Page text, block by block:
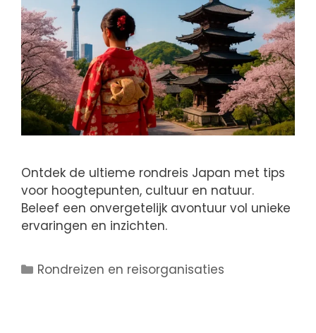
Ontdek de ultieme rondreis Japan met tips
voor hoogtepunten, cultuur en natuur.
Beleef een onvergetelijk avontuur vol unieke
ervaringen en inzichten.
Rondreizen en reisorganisaties